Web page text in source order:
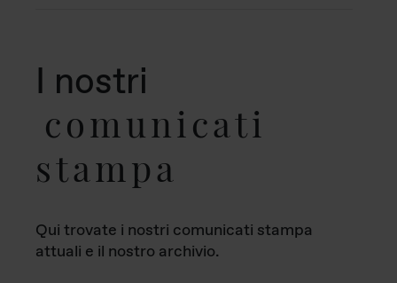
I nostri
comunicati
stampa
Qui trovate i nostri comunicati stampa
attuali e il nostro archivio.